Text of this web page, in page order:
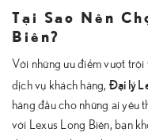
Tại Sao Nên
Biên?
Với những ưu điểm vượt
dịch vụ khách hàng, Đại lý
hàng đầu cho những ai yêu
với Lexus Long Biên, bạn